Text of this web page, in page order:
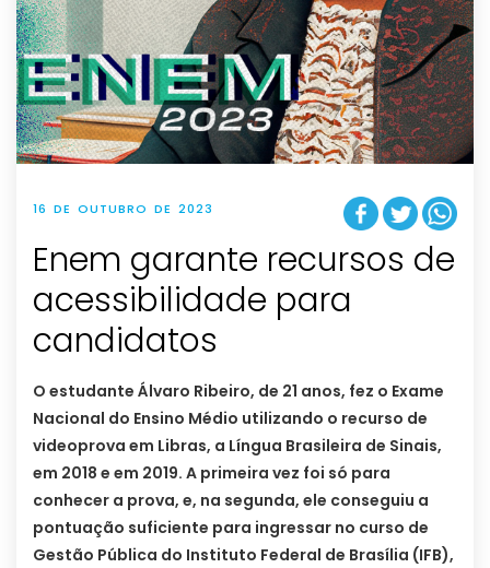
16 DE OUTUBRO DE 2023
Enem garante recursos de
acessibilidade para
candidatos
O estudante Álvaro Ribeiro, de 21 anos, fez o Exame
Nacional do Ensino Médio utilizando o recurso de
videoprova em Libras, a Língua Brasileira de Sinais,
em 2018 e em 2019. A primeira vez foi só para
conhecer a prova, e, na segunda, ele conseguiu a
pontuação suficiente para ingressar no curso de
Gestão Pública do Instituto Federal de Brasília (IFB),